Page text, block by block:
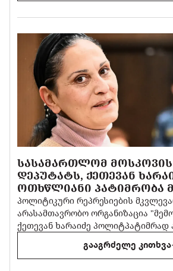
ᲡᲐᲡᲐᲛᲐᲠᲗᲚᲝᲛ
ᲓᲔᲞᲣᲢᲐᲢᲡ, ᲥᲔᲗᲔᲕᲐᲜ
ᲝᲗᲮᲬᲚᲘᲐᲜᲘ ᲞᲐᲢᲘᲛᲠᲝᲑᲐ
პოლიტიკური რეპრესიების
არასამთავრობო ორგანიზაცია
ქეთევან ხარაიძე პოლიტპატიმრად
გააგრძელე კითხვა